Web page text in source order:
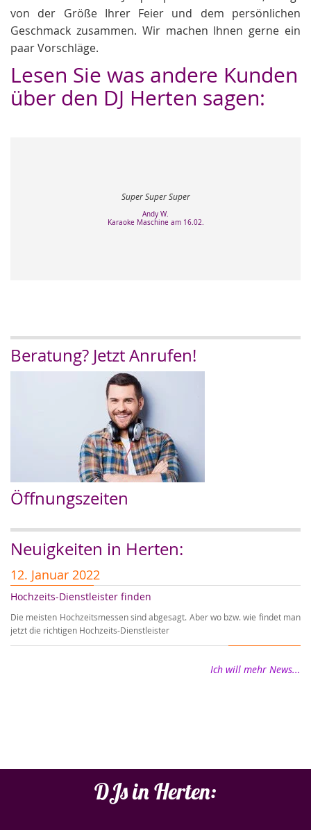
von der Größe Ihrer Feier und dem persönlichen
Geschmack zusammen. Wir machen Ihnen gerne ein
paar Vorschläge.
Lesen Sie was andere Kunden
über den DJ Herten sagen:
Super Super Super
Andy W.
Karaoke Maschine am 16.02.
Beratung? Jetzt Anrufen!
Öffnungszeiten
Neuigkeiten in Herten:
12. Januar 2022
Hochzeits-Dienstleister finden
Die meisten Hochzeitsmessen sind abgesagt. Aber wo bzw. wie findet man
jetzt die richtigen Hochzeits-Dienstleister
Ich will mehr News...
DJs in Herten: